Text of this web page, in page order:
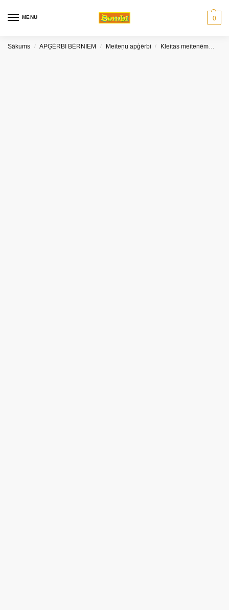
MENU 0
Sākums / APĢĒRBI BĒRNIEM / Meiteņu apģērbi / Kleitas meitenēm